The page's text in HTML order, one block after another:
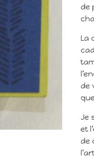
de
La
de
Je
et
de